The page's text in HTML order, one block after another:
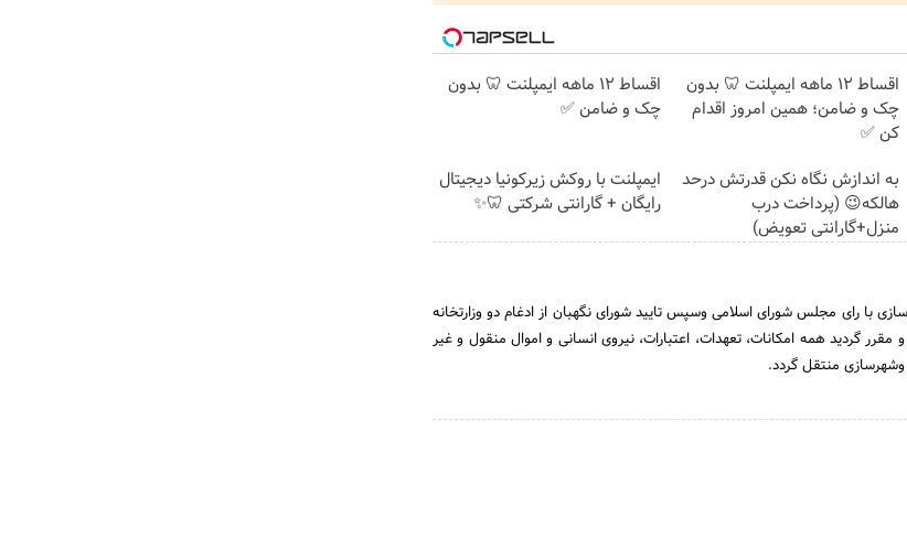
اقساط ۱۲ ماهه ایمپلنت 🦷 بدون
چک و ضامن؛ همین امروز اقدام
کن ✅
اقساط ۱۲ ماهه ایمپلنت 🦷 بدون
چک و ضامن ✅
به اندازش نگاه نکن قدرتش درحد
هالکه😉 (پرداخت درب
منزل+گارانتی تعویض)
ایمپلنت با روکش زیرکونیا دیجیتال
رایگان + گارانتی شرکتی 🦷✨
وزارت راه و شهرسازی با رای مجلس شورای اسلامی وسپس تایید شورای نگهبان از ادغام دو وزارتخانه
گردید همه امکانات، تعهدات، اعتبارات، نیروی انسانی و اموال منقول و غیر
وشهرسازی منتقل گردد.